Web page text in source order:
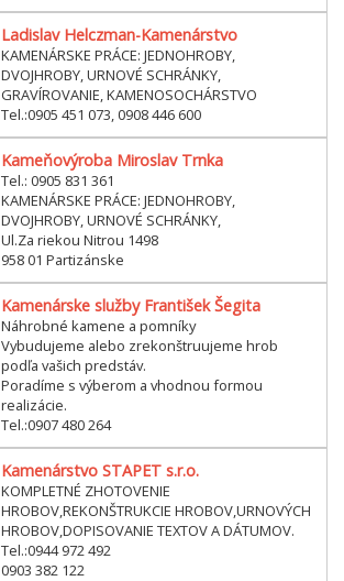
Ladislav Helczman-Kamenárstvo
KAMENÁRSKE PRÁCE: JEDNOHROBY,
DVOJHROBY, URNOVÉ SCHRÁNKY,
GRAVÍROVANIE, KAMENOSOCHÁRSTVO
Tel.:0905 451 073, 0908 446 600
Kameňovýroba Miroslav Trnka
Tel.: 0905 831 361
KAMENÁRSKE PRÁCE: JEDNOHROBY,
DVOJHROBY, URNOVÉ SCHRÁNKY,
Ul.Za riekou Nitrou 1498
958 01 Partizánske
Kamenárske služby František Šegita
Náhrobné kamene a pomníky
Vybudujeme alebo zrekonštruujeme hrob
podľa vašich predstáv.
Poradíme s výberom a vhodnou formou
realizácie.
Tel.:0907 480 264
Kamenárstvo STAPET s.r.o.
KOMPLETNÉ ZHOTOVENIE
HROBOV,REKONŠTRUKCIE HROBOV,URNOVÝCH
HROBOV,DOPISOVANIE TEXTOV A DÁTUMOV.
Tel.:0944 972 492
0903 382 122